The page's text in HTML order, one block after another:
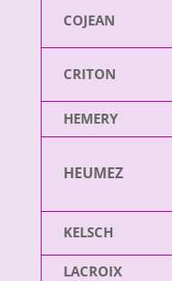
COJEAN
CRITON
HEMERY
HEUMEZ
KELSCH
LACROIX